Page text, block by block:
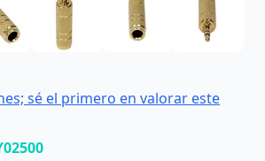
sé el primero en valorar este